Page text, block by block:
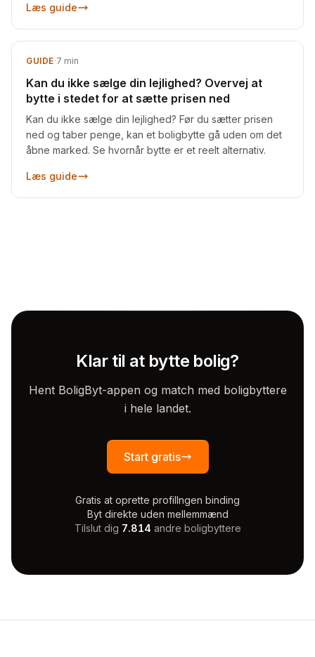
Læs guide
GUIDE·7 min
Kan du ikke sælge din lejlighed? Overvej at
bytte i stedet for at sætte prisen ned
Kan du ikke sælge din lejlighed? Før du sætter prisen
ned og taber penge, kan et boligbytte gå uden om det
åbne marked. Se hvornår bytte er et reelt alternativ.
Læs guide
Klar til at bytte bolig?
Hent BoligByt-appen og match med boligbyttere
i hele landet.
Start gratis
Gratis at oprette profilIngen binding
Byt direkte uden mellemmænd
Tilslut dig 7.814 andre boligbyttere